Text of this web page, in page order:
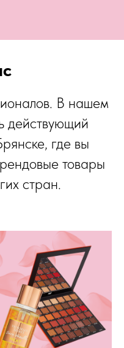
В нашем
действующий
где вы
товары
стран.